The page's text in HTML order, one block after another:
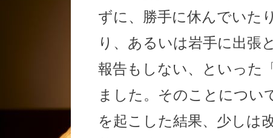
ずに、勝手に休んでいた
り、あるいは岩手に出張
報告もしない、といった
ました。そのことについ
を起こした結果、少しは